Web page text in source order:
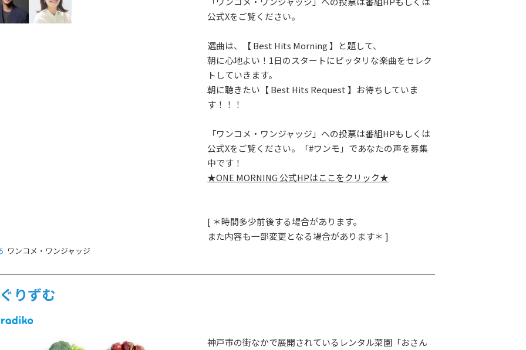
公式Xをご覧ください。
選曲は、【 Best Hits Morning 】と題して、
朝に心地よい！1日のスタートにピッタリな楽曲をセレク
トしていきます。
朝に聴きたい【 Best Hits Request 】お待ちしていま
す！！！
「ワンコメ・ワンジャッジ」への投票は番組HPもしくは
公式Xをご覧ください。「#ワンモ」であなたの声を募集
中です！
★ONE MORNING 公式HPはここをクリック★
[ ＊時間多少前後する場合があります。
また内容も一部変更となる場合があります＊ ]
ワンコメ・ワンジャッジ
りずむ
神戸市の街なかで展開されているレンタル菜園「おさん